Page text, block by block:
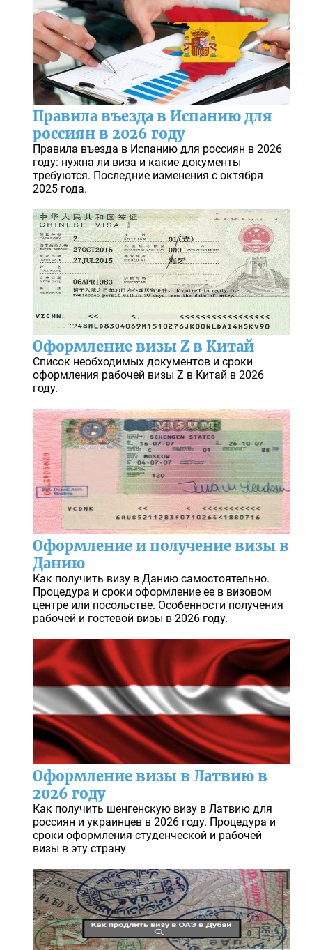
Правила въезда в Испанию для
россиян в 2026 году
Правила въезда в Испанию для россиян в 2026
году: нужна ли виза и какие документы
требуются. Последние изменения с октября
2025 года.
Оформление визы Z в Китай
Список необходимых документов и сроки
оформления рабочей визы Z в Китай в 2026
году.
Оформление и получение визы в
Данию
Как получить визу в Данию самостоятельно.
Процедура и сроки оформление ее в визовом
центре или посольстве. Особенности получения
рабочей и гостевой визы в 2026 году.
Оформление визы в Латвию в
2026 году
Как получить шенгенскую визу в Латвию для
россиян и украинцев в 2026 году. Процедура и
сроки оформления студенческой и рабочей
визы в эту страну